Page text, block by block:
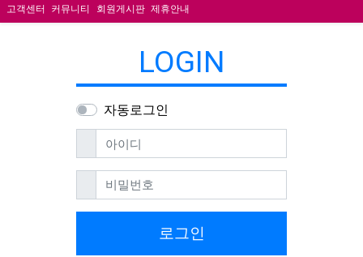
고객센터 커뮤니티 회원게시판 제휴안내
LOGIN
자동로그인
아이디필수
비밀번호필수
로그인